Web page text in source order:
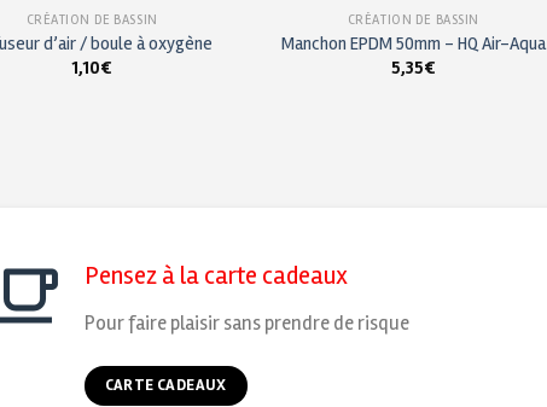
CRÉATION DE BASSIN
d’air / boule à oxygène
1,10€
CRÉATION DE BASSIN
Manchon EPDM 50mm – HQ Air-Aqua
5,35€
Pensez à la carte cadeaux
Pour faire plaisir sans prendre de risque
CARTE CADEAUX